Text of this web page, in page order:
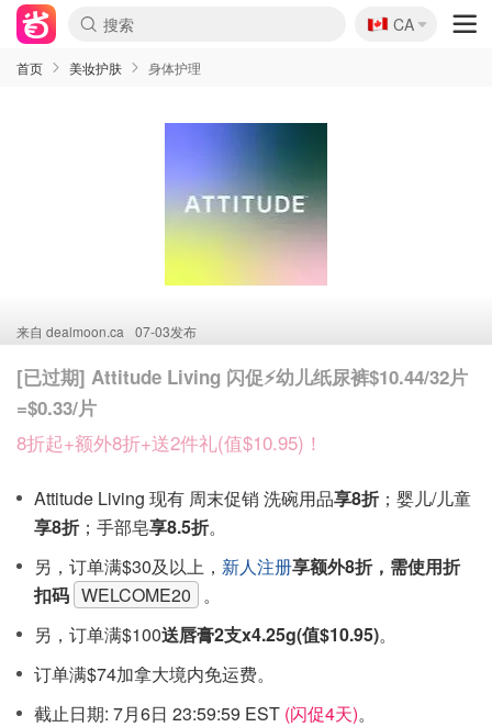
🇨🇦
CA
首页 美妆护肤 身体护理
来自 dealmoon.ca 07-03发布
[已过期] Attitude Living 闪促⚡幼儿纸尿裤$10.44/32片
=$0.33/片
8折起+额外8折+送2件礼(值$10.95)！
Attitude Living 现有 周末促销 洗碗用品享8折 ；婴儿/儿童
享8折 ；手部皂享8.5折。
另，订单满$30及以上， 新人注册享额外8折，需使用折
扣码 WELCOME20 。
另，订单满$100送唇膏2支x4.25g(值$10.95)。
订单满$74加拿大境内免运费。
截止日期: 7月6日 23:59:59 EST (闪促4天)。